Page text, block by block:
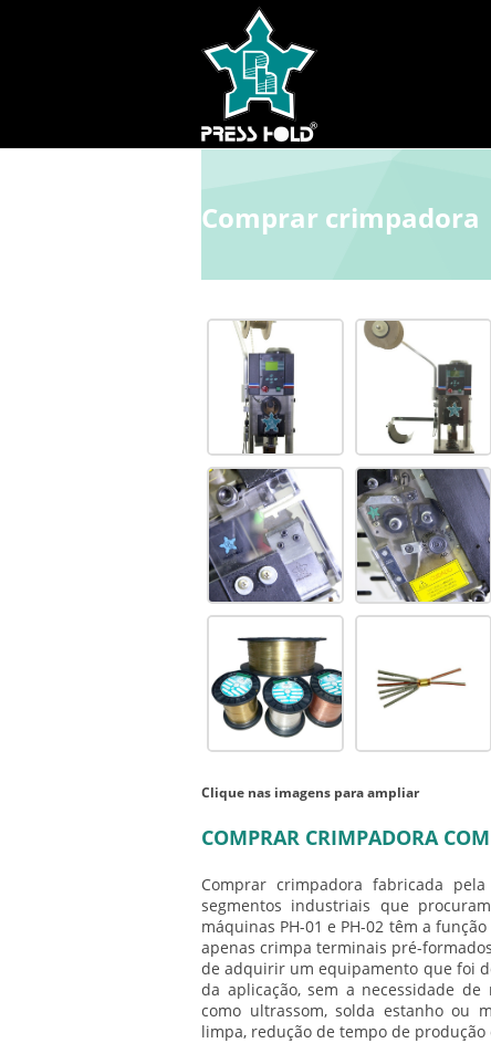
Comprar crimpadora
Clique nas imagens para ampliar
COMPRAR CRIMPADORA
Comprar crimpadora fabricada
segmentos industriais que
máquinas PH-01 e PH-02 têm a
apenas crimpa terminais pré-
de adquirir um equipamento que foi
da aplicação, sem a necessidade
como ultrassom, solda estanho ou
limpa, redução de tempo de